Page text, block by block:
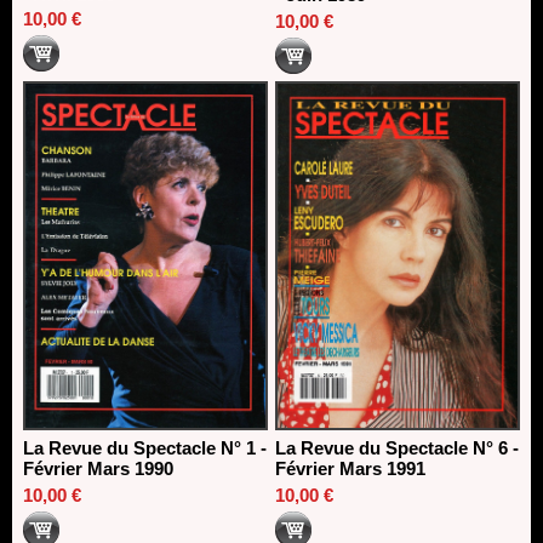
10,00 €
10,00 €
La Revue du Spectacle N° 1 -
Février Mars 1990
10,00 €
La Revue du Spectacle N° 6 -
Février Mars 1991
10,00 €